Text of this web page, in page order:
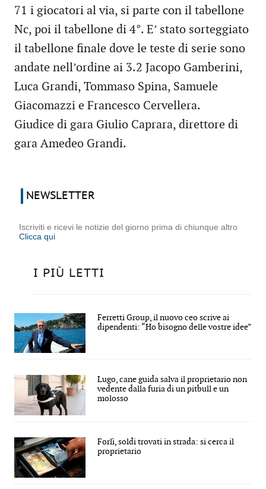
71 i giocatori al via, si parte con il tabellone
Nc, poi il tabellone di 4°. E’ stato sorteggiato
il tabellone finale dove le teste di serie sono
andate nell’ordine ai 3.2 Jacopo Gamberini,
Luca Grandi, Tommaso Spina, Samuele
Giacomazzi e Francesco Cervellera.
Giudice di gara Giulio Caprara, direttore di
gara Amedeo Grandi.
NEWSLETTER
Iscriviti e ricevi le notizie del giorno prima di chiunque altro
Clicca qui
I PIÙ LETTI
Ferretti Group, il nuovo ceo scrive ai
dipendenti: “Ho bisogno delle vostre idee”
Lugo, cane guida salva il proprietario non
vedente dalla furia di un pitbull e un
molosso
Forlì, soldi trovati in strada: si cerca il
proprietario